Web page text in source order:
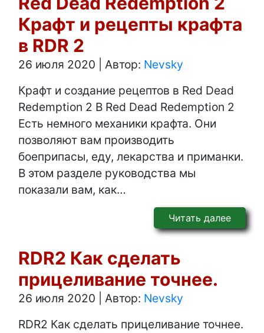
Крафт и рецепты крафта
в RDR 2
26 июля 2020 Автор: Nevsky
Крафт и создание рецептов в Red Dead
Redemption 2 В Red Dead Redemption 2
Есть немного механики крафта. Они
позволяют вам производить
боеприпасы, еду, лекарства и приманки.
В этом разделе руководства мы
показали вам, как…
Читать далее
RDR2 Как сделать
прицеливание точнее.
26 июля 2020 Автор: Nevsky
RDR2 Как сделать прицеливание точнее.